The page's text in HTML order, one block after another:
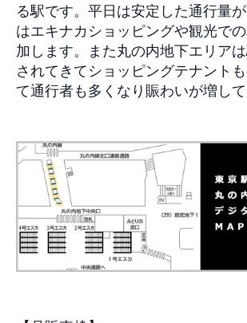
る駅です。平日は安定した通行量
はエキナカショッピングや観光で
加します。また丸の内地下エリア
されてきてショッピングテナント
て通行者も多くなり賑わいが増して